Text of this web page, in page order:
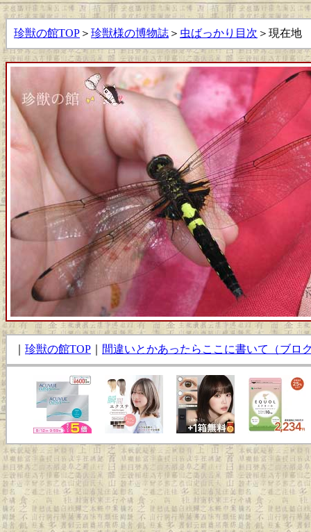
珍獣の館TOP ＞ 珍獣様の博物誌 ＞ 虫ばっかり目次 ＞現在地
珍獣の館TOP 間違いとかあったらここに書いて（ブロ